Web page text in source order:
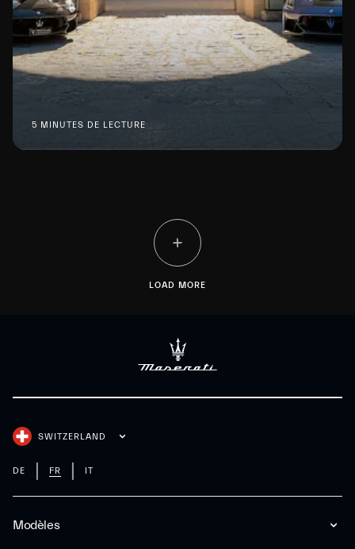
5 MINUTES DE LECTURE
LOAD MORE
Modèles
SWITZERLAND
DE FR IT